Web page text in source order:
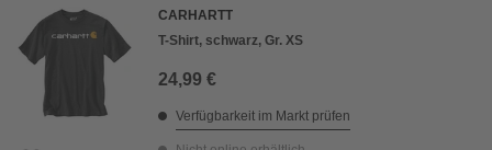
CARHARTT
T-Shirt, schwarz, Gr. XS
24,99 €
Verfügbarkeit im Markt prüfen